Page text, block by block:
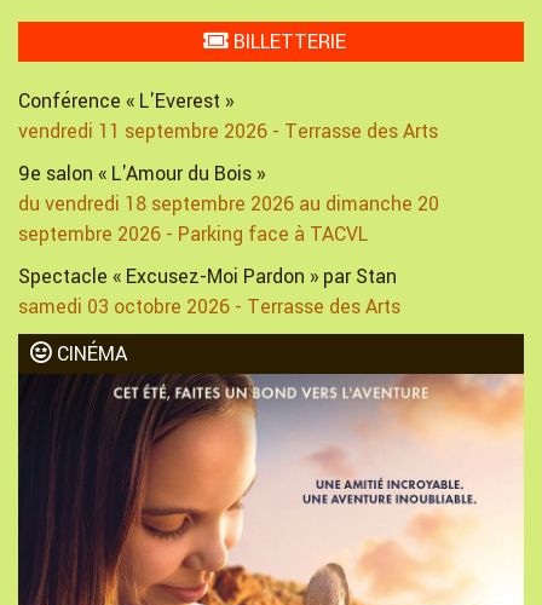
BILLETTERIE
Conférence « L'Everest »
vendredi 11 septembre 2026 - Terrasse des Arts
9e salon « L'Amour du Bois »
du vendredi 18 septembre 2026 au dimanche 20
septembre 2026 - Parking face à TACVL
Spectacle « Excusez-Moi Pardon » par Stan
samedi 03 octobre 2026 - Terrasse des Arts
CINÉMA